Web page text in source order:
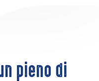
pieno di